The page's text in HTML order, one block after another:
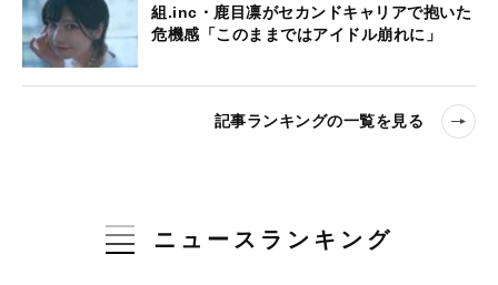
組.inc・鹿目凛がセカンドキャリアで抱いた
危機感「このままではアイドル崩れに」
記事ランキングの一覧を見る
ニュースランキング